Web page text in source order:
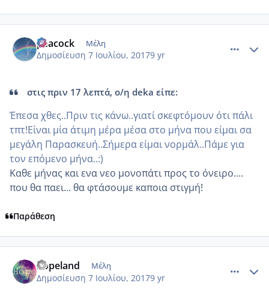
peacock Μέλη
Δημοσίευση 7 Ιουλίου, 20179 yr
στις πριν 17 λεπτά, ο/η deka είπε:
Έπεσα χθες..Πριν τις κάνω..γιατί σκεφτόμουν ότι πάλι
τπτ!Είναι μία άτιμη μέρα μέσα στο μήνα που είμαι σα
μεγάλη Παρασκευή..Σήμερα είμαι νορμάλ..Πάμε για
τον επόμενο μήνα..:)
Καθε μήνας και ενα νεο μονοπάτι προς το όνειρο....
που θα παει... θα φτάσουμε καποια στιγμή!
Παράθεση
hopeland Μέλη
Δημοσίευση 7 Ιουλίου, 20179 yr